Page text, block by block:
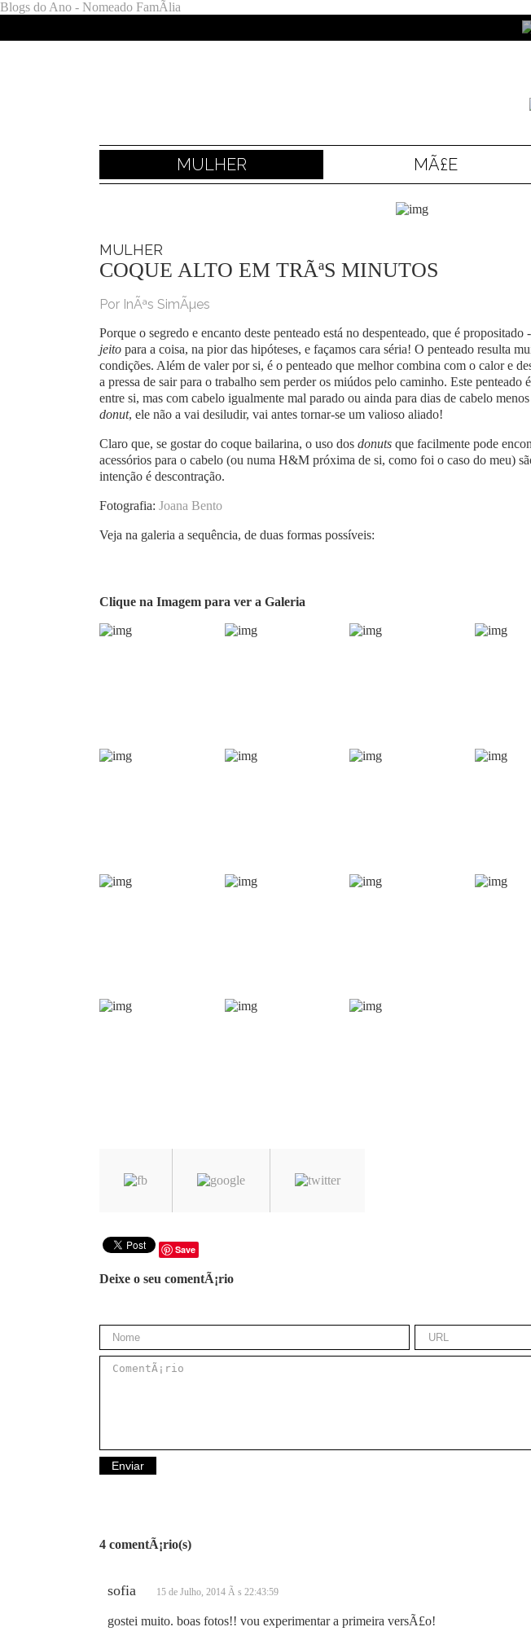
Blogs do Ano - Nomeado FamÃ­lia
MULHER MÃ£E
MULHER
COQUE ALTO EM TRÃªS MINUTOS
Por InÃªs SimÃµes
Porque o segredo e encanto deste penteado está no despenteado, que é propositado
jeito para a coisa, na pior das hipóteses, e façamos cara séria! O penteado resulta
condições. Além de valer por si, é o penteado que melhor combina com o calor e
a pressa de sair para o trabalho sem perder os miúdos pelo caminho. Este penteado
entre si, mas com cabelo igualmente mal parado ou ainda para dias de cabelo
donut, ele não a vai desiludir, vai antes tornar-se um valioso aliado!
Claro que, se gostar do coque bailarina, o uso dos donuts que facilmente pode
acessórios para o cabelo (ou numa H&M próxima de si, como foi o caso do meu)
intenção é descontração.
Fotografia: Joana Bento
Veja na galeria a sequência, de duas formas possíveis:
Clique na Imagem para ver a Galeria
Save
Deixe o seu comentÃ¡rio
4 comentÃ¡rio(s)
sofia 15 de Julho, 2014 Ã s 22:43:59
gostei muito. boas fotos!! vou experimentar a primeira versÃ£o!